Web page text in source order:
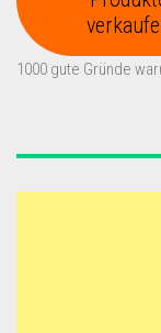
1000 gute Gründe